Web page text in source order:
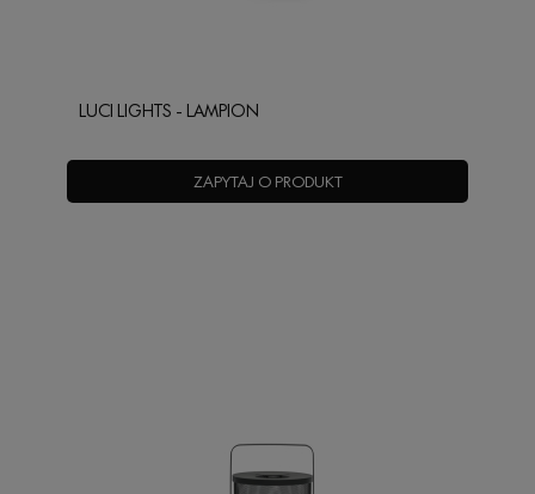
LUCI LIGHTS - LAMPION
ZAPYTAJ O PRODUKT